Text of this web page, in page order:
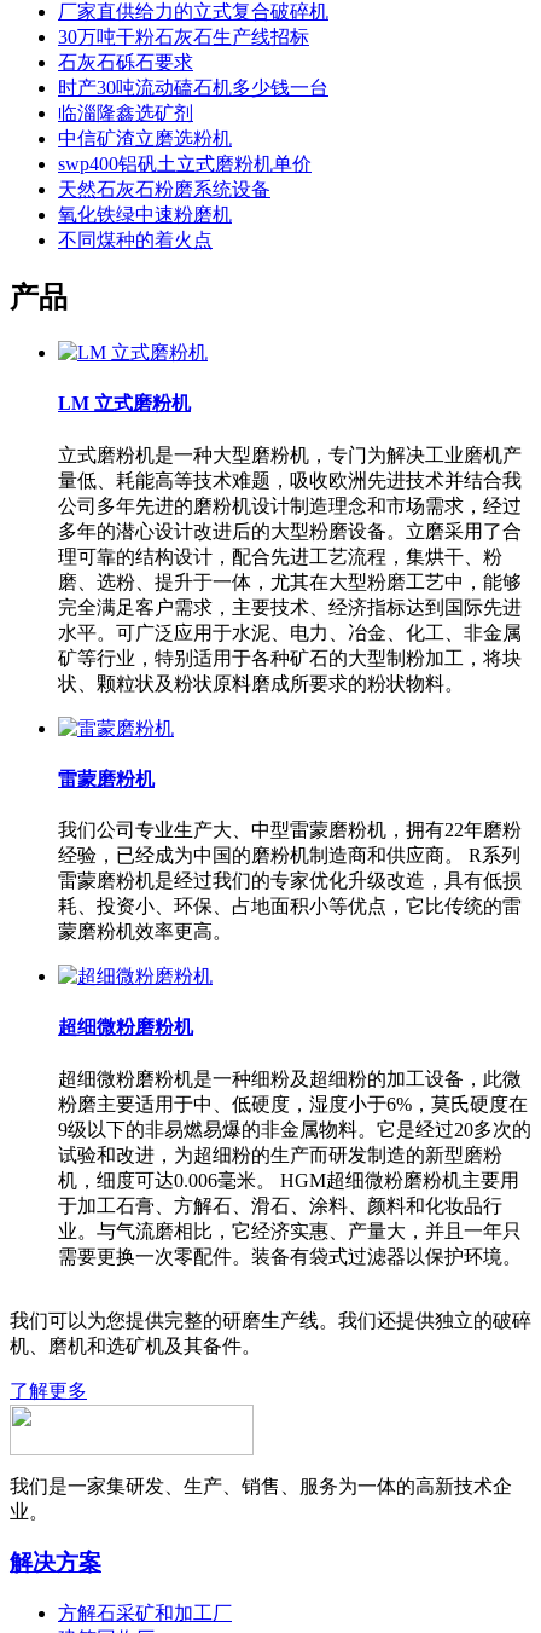
厂家直供给力的立式复合破碎机
30万吨干粉石灰石生产线招标
石灰石砾石要求
时产30吨流动磕石机多少钱一台
临淄隆鑫选矿剂
中信矿渣立磨选粉机
swp400铝矾土立式磨粉机单价
天然石灰石粉磨系统设备
氧化铁绿中速粉磨机
不同煤种的着火点
产品
LM 立式磨粉机
立式磨粉机是一种大型磨粉机，专门为解决工业磨机产
量低、耗能高等技术难题，吸收欧洲先进技术并结合我
公司多年先进的磨粉机设计制造理念和市场需求，经过
多年的潜心设计改进后的大型粉磨设备。立磨采用了合
理可靠的结构设计，配合先进工艺流程，集烘干、粉
磨、选粉、提升于一体，尤其在大型粉磨工艺中，能够
完全满足客户需求，主要技术、经济指标达到国际先进
水平。可广泛应用于水泥、电力、冶金、化工、非金属
矿等行业，特别适用于各种矿石的大型制粉加工，将块
状、颗粒状及粉状原料磨成所要求的粉状物料。
雷蒙磨粉机
我们公司专业生产大、中型雷蒙磨粉机，拥有22年磨粉
经验，已经成为中国的磨粉机制造商和供应商。 R系列
雷蒙磨粉机是经过我们的专家优化升级改造，具有低损
耗、投资小、环保、占地面积小等优点，它比传统的雷
蒙磨粉机效率更高。
超细微粉磨粉机
超细微粉磨粉机是一种细粉及超细粉的加工设备，此微
粉磨主要适用于中、低硬度，湿度小于6%，莫氏硬度在
9级以下的非易燃易爆的非金属物料。它是经过20多次的
试验和改进，为超细粉的生产而研发制造的新型磨粉
机，细度可达0.006毫米。 HGM超细微粉磨粉机主要用
于加工石膏、方解石、滑石、涂料、颜料和化妆品行
业。与气流磨相比，它经济实惠、产量大，并且一年只
需要更换一次零配件。装备有袋式过滤器以保护环境。
我们可以为您提供完整的研磨生产线。我们还提供独立的破碎
机、磨机和选矿机及其备件。
了解更多
我们是一家集研发、生产、销售、服务为一体的高新技术企
业。
解决方案
方解石采矿和加工厂